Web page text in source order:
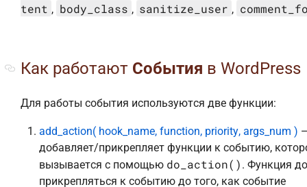
tent , body_class , sanitize_user ,
Как работают События в WordPress
Для работы события используются две функции:
add_action( hook_name, function, priority, args_num )
добавляет/прикрепляет функции к событию,
вызывается с помощью do_action() . Функция
прикрепляться к событию до того, как событие